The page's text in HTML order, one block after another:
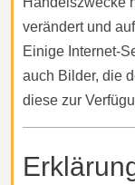
verändert und
Einige Internet-
auch Bilder, die
diese zur